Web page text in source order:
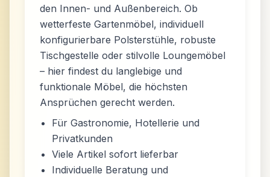
den Innen- und Außenbereich. Ob
wetterfeste Gartenmöbel, individuell
konfigurierbare Polsterstühle, robuste
Tischgestelle oder stilvolle Loungemöbel
– hier findest du langlebige und
funktionale Möbel, die höchsten
Ansprüchen gerecht werden.
Für Gastronomie, Hotellerie und
Privatkunden
Viele Artikel sofort lieferbar
Individuelle Beratung und